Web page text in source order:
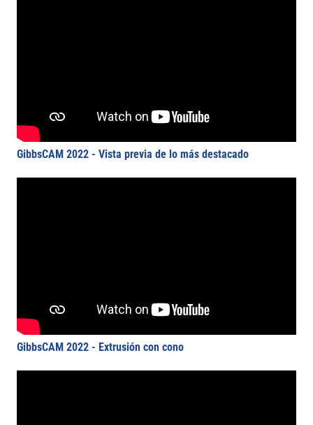
GibbsCAM 2022 - Vista previa de lo más destacado
GibbsCAM 2022 - Extrusión con cono